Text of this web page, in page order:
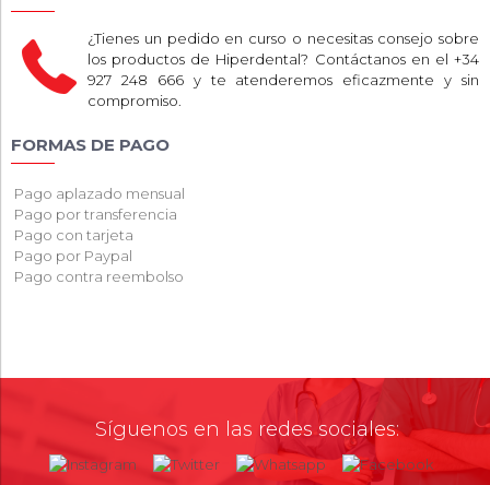
¿Tienes un pedido en curso o necesitas consejo sobre
los productos de Hiperdental? Contáctanos en el +34
927 248 666 y te atenderemos eficazmente y sin
compromiso.
FORMAS DE PAGO
Pago aplazado mensual
Pago por transferencia
Pago con tarjeta
Pago por Paypal
Pago contra reembolso
Síguenos en las redes sociales: